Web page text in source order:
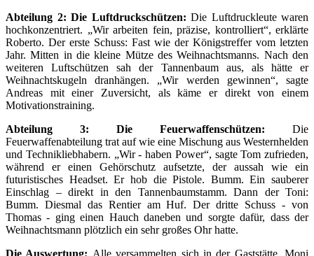
Abteilung 2: Die Luftdruckschützen: Die Luftdruckleute waren
hochkonzentriert. „Wir arbeiten fein, präzise, kontrolliert“, erklärte
Roberto. Der erste Schuss: Fast wie der Königstreffer vom letzten
Jahr. Mitten in die kleine Mütze des Weihnachtsmanns. Nach den
weiteren Luftschützen sah der Tannenbaum aus, als hätte er
Weihnachtskugeln dranhängen. „Wir werden gewinnen“, sagte
Andreas mit einer Zuversicht, als käme er direkt von einem
Motivationstraining.
Abteilung 3: Die Feuerwaffenschützen: Die
Feuerwaffenabteilung trat auf wie eine Mischung aus Westernhelden
und Technikliebhabern. „Wir - haben Power“, sagte Tom zufrieden,
während er einen Gehörschutz aufsetzte, der aussah wie ein
futuristisches Headset. Er hob die Pistole. Bumm. Ein sauberer
Einschlag – direkt in den Tannenbaumstamm. Dann der Toni:
Bumm. Diesmal das Rentier am Huf. Der dritte Schuss - von
Thomas - ging einen Hauch daneben und sorgte dafür, dass der
Weihnachtsmann plötzlich ein sehr großes Ohr hatte.
Die Auswertung: Alle versammelten sich in der Gaststätte. Moni